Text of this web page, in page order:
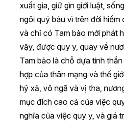
xuất gia, giữ gìn giới luật,
ngôi quý báu vì trên đời
và chỉ có Tam bảo mới phát
vậy, được quy y, quay về
Tam bảo là chỗ dựa tinh
hợp của thân mạng và thế
hỷ xả, vô ngã và vị tha,
mục đích cao cả của việc
nghĩa của việc quy y, và giá